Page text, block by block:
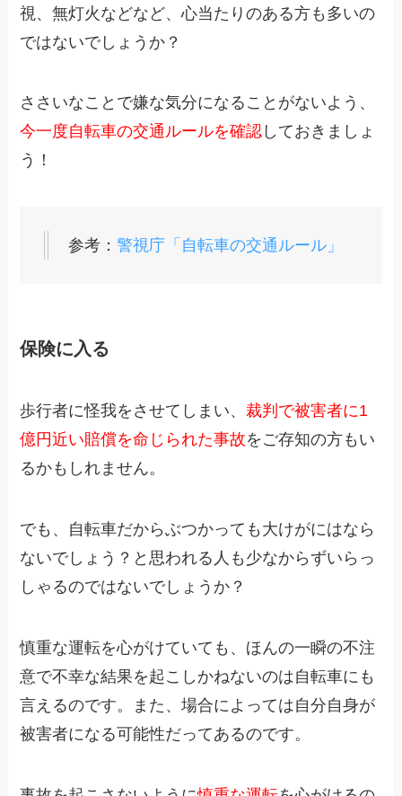
視、無灯火などなど、心当たりのある方も多いの
ではないでしょうか？
ささいなことで嫌な気分になることがないよう、
今一度自転車の交通ルールを確認 しておきましょ
う！
参考：警視庁「自転車の交通ルール」
保険に入る
歩行者に怪我をさせてしまい、裁判で被害者に1
億円近い賠償を命じられた事故をご存知の方もい
るかもしれません。
でも、自転車だからぶつかっても大けがにはなら
ないでしょう？と思われる人も少なからずいらっ
しゃるのではないでしょうか？
慎重な運転を心がけていても、ほんの一瞬の不注
意で不幸な結果を起こしかねないのは自転車にも
言えるのです。また、場合によっては自分自身が
被害者になる可能性だってあるのです。